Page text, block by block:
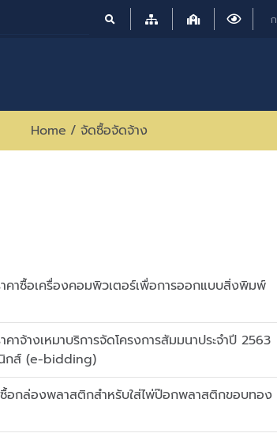
ก
Home / จัดซื้อจัดจ้าง
าคาซื้อเครื่องคอมพิวเตอร์เพื่อการออกแบบสิ่งพิมพ์
าจ้างเหมาบริการจัดโครงการสัมมนาประจำปี 2563
นิกส์ (e-bidding)
ซื้อกล่องพลาสติกสำหรับใส่ไพ่ป๊อกพลาสติกขอบทอง